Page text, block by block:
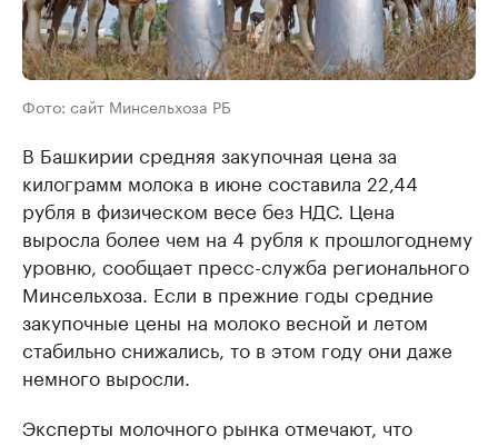
Фото: сайт Минсельхоза РБ
В Башкирии средняя закупочная цена за
килограмм молока в июне составила 22,44
рубля в физическом весе без НДС. Цена
выросла более чем на 4 рубля к прошлогоднему
уровню, сообщает пресс-служба регионального
Минсельхоза. Если в прежние годы средние
закупочные цены на молоко весной и летом
стабильно снижались, то в этом году они даже
немного выросли.
Эксперты молочного рынка отмечают, что